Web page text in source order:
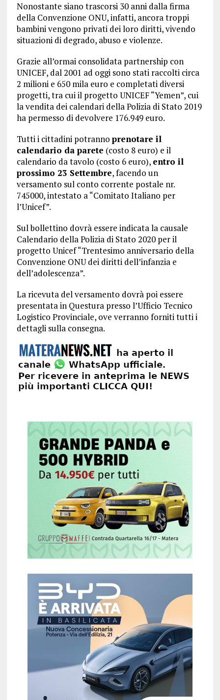
Nonostante siano trascorsi 30 anni dalla firma
della Convenzione ONU, infatti, ancora troppi
bambini vengono privati dei loro diritti, vivendo
situazioni di degrado, abuso e violenze.
Grazie all’ormai consolidata partnership con
UNICEF, dal 2001 ad oggi sono stati raccolti circa
2 milioni e 650 mila euro e completati diversi
progetti, tra cui il progetto UNICEF “Yemen”, cui
la vendita dei calendari della Polizia di Stato 2019
ha permesso di devolvere 176.949 euro.
Tutti i cittadini potranno prenotare il
calendario da parete (costo 8 euro) e il
calendario da tavolo (costo 6 euro), entro il
prossimo 23 Settembre, facendo un
versamento sul conto corrente postale nr.
745000, intestato a “Comitato Italiano per
l’Unicef”.
Sul bollettino dovrà essere indicata la causale
Calendario della Polizia di Stato 2020 per il
progetto Unicef “Trentesimo anniversario della
Convenzione ONU dei diritti dell’infanzia e
dell’adolescenza”.
La ricevuta del versamento dovrà poi essere
presentata in Questura presso l’Ufficio Tecnico
Logistico Provinciale, ove verranno forniti tutti i
dettagli sulla consegna.